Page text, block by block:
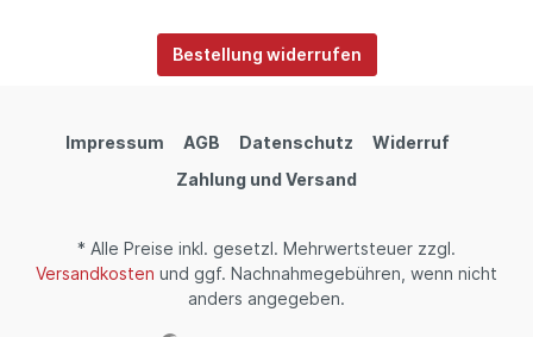
Bestellung widerrufen
Impressum AGB Datenschutz
Widerruf
Zahlung und Versand
* Alle Preise inkl. gesetzl. Mehrwertsteuer zzgl.
Versandkosten und ggf. Nachnahmegebühren, wenn nicht
anders angegeben.